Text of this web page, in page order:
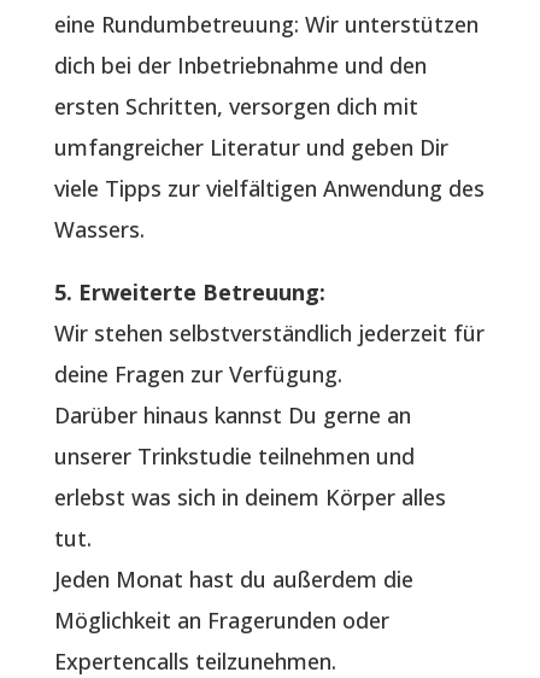
eine Rundumbetreuung: Wir unterstützen
dich bei der Inbetriebnahme und den
ersten Schritten, versorgen dich mit
umfangreicher Literatur und geben Dir
viele Tipps zur vielfältigen Anwendung des
Wassers.
5. Erweiterte Betreuung:
Wir stehen selbstverständlich jederzeit für
deine Fragen zur Verfügung.
Darüber hinaus kannst Du gerne an
unserer Trinkstudie teilnehmen und
erlebst was sich in deinem Körper alles
tut.
Jeden Monat hast du außerdem die
Möglichkeit an Fragerunden oder
Expertencalls teilzunehmen.